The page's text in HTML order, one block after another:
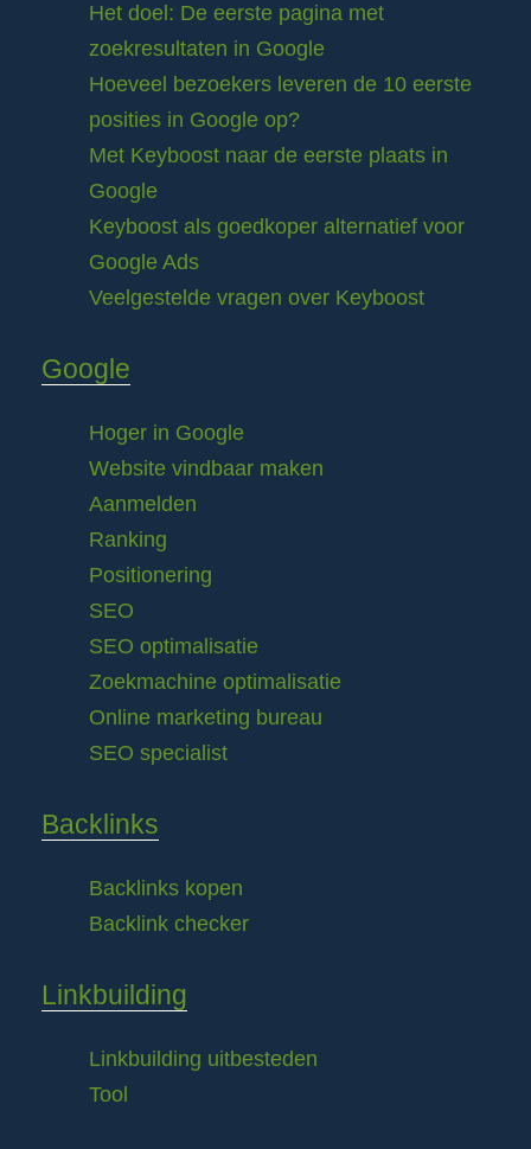
Het doel: De eerste pagina met
zoekresultaten in Google
Hoeveel bezoekers leveren de 10 eerste
posities in Google op?
Met Keyboost naar de eerste plaats in
Google
Keyboost als goedkoper alternatief voor
Google Ads
Veelgestelde vragen over Keyboost
Google
Hoger in Google
Website vindbaar maken
Aanmelden
Ranking
Positionering
SEO
SEO optimalisatie
Zoekmachine optimalisatie
Online marketing bureau
SEO specialist
Backlinks
Backlinks kopen
Backlink checker
Linkbuilding
Linkbuilding uitbesteden
Tool